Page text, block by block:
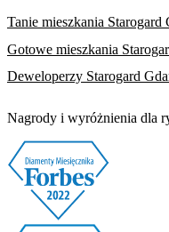
Tanie mieszkania Starogard
Gotowe mieszkania
Deweloperzy Starogard
Nagrody i wyróżnienia dla